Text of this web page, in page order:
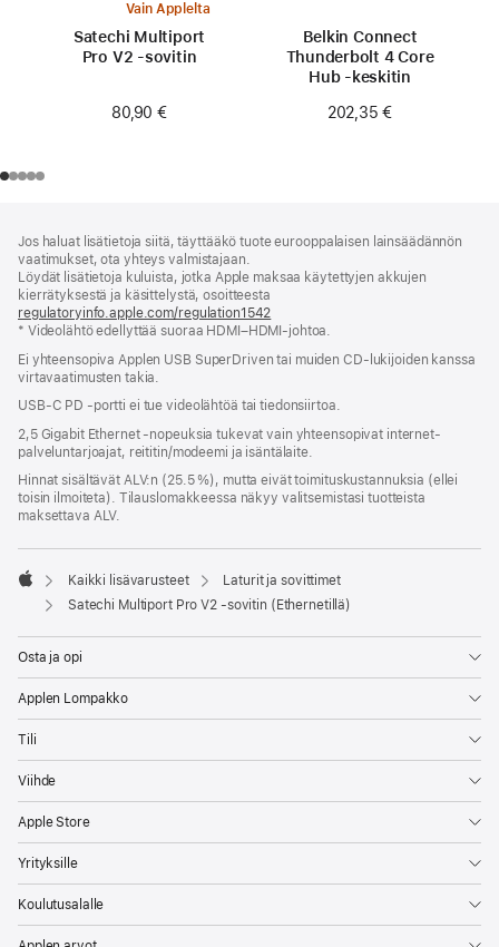
Vain Applelta
Satechi Multiport
Pro V2 ‑sovitin
80,90 €
Belkin Connect
Thunderbolt 4 Core
Hub ‑keskitin
202,35 €
Jos haluat lisätietoja siitä, täyttääkö tuote eurooppalaisen lainsäädännön
vaatimukset, ota yhteys valmistajaan.
Löydät lisätietoja kuluista, jotka Apple maksaa käytettyjen akkujen
kierrätyksestä ja käsittelystä, osoitteesta
regulatoryinfo.apple.com/regulation1542
uuteen
* Videolähtö edellyttää suoraa HDMI–HDMI-johtoa.
Ei yhteensopiva Applen USB SuperDriven tai muiden CD-lukijoiden kanssa
virtavaatimusten takia.
USB-C PD ‑portti ei tue videolähtöä tai tiedonsiirtoa.
2,5 Gigabit Ethernet ‑nopeuksia tukevat vain yhteensopivat internet-
palveluntarjoajat, reititin/modeemi ja isäntälaite.
Hinnat sisältävät ALV:n (25.5 %), mutta eivät toimitus­kustannuksia (ellei
toisin ilmoiteta). Tilauslomakkeessa näkyy valitsemistasi tuotteista
maksettava ALV.
Apple
Kaikki lisävarusteet
Laturit ja sovittimet
Satechi Multiport Pro V2 ‑sovitin (Ethernetillä)
Osta ja opi
Applen Lompakko
Tili
Viihde
Apple Store
Yrityksille
Koulutusalalle